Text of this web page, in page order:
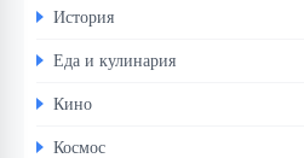
История
Еда и кулинария
Кино
Космос